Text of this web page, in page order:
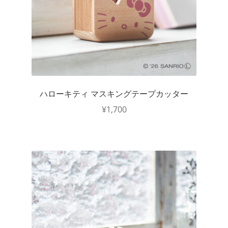
ハローキティ マスキングテープカッター
¥1,700